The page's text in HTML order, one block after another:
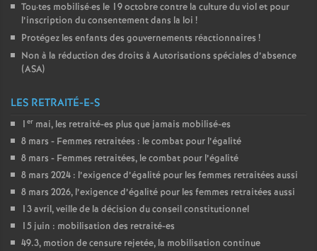
Tou·tes mobilisé·es le 19 octobre contre la culture du viol et pour
l’inscription du consentement dans la loi !
Protégez les enfants des gouvernements réactionnaires !
Non à la réduction des droits à Autorisations spéciales d’absence
(ASA)
LES RETRAITÉ-E-S
1 er mai, les retraité-es plus que jamais mobilisé-es
8 mars - Femmes retraitées : le combat pour l’égalité
8 mars - Femmes retraitées, le combat pour l’égalité
8 mars 2024 : l’exigence d’égalité pour les femmes retraitées aussi
8 mars 2026, l’exigence d’égalité pour les femmes retraitées aussi
13 avril, veille de la décision du conseil constitutionnel
15 juin : mobilisation des retraité-es
49.3, motion de censure rejetée, la mobilisation continue